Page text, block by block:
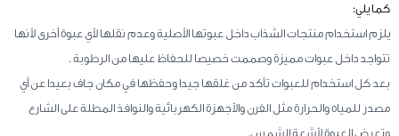
كما يلي:
يلزم استخدام منتجات الشذاب داخل عبوتها الأصلية وعدم نقلها لأي عبوة أخرى لأنها
تتواجد داخل عبوات مميزة وصممت خصيصا للحفاظ عليها من الرطوبة .
بعد كل استخدام للعبوات تأكد من غلقها جيدا وحفظها في مكان جاف بعيدا عن أي
مصدر للمياه والحرارة مثل الفرن والأجهزة الكهربائية والنوافذ المطلة على الشارع
وتعرض العبوة لأشعة الشمس.